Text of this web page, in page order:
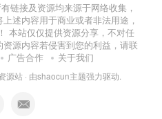
链接及资源均来源于网络收集，
述内容用于商业或者非法用途，
本站仅仅提供资源分享，不对任
源内容若侵害到您的利益，请联
广告合作 关于我们
源站 · 由shaocun主题强力驱动.